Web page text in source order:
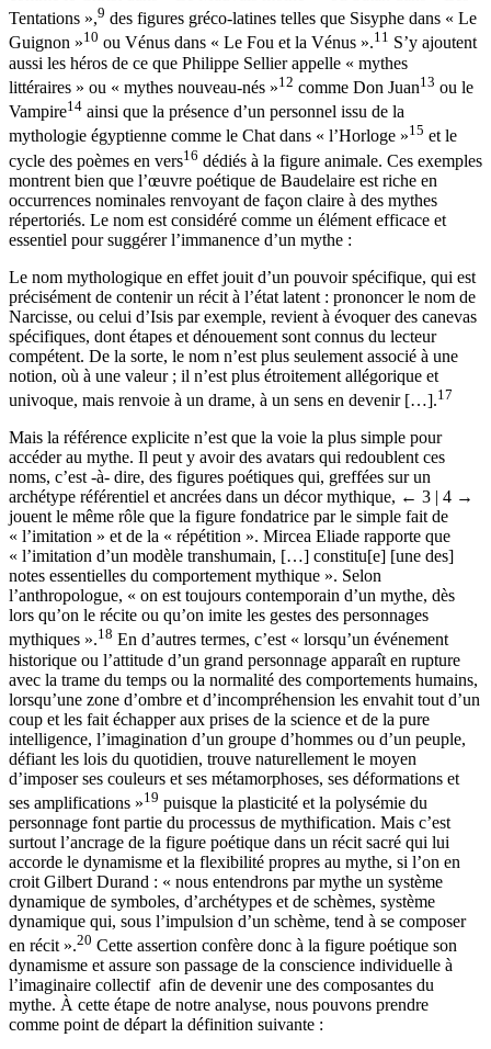
comme le Christ dans « Le Mauvais moine » ou Satan dans « Les
Tentations », des figures gréco-latines telles que Sisyphe dans « Le
Guignon »10ou Vénus dans « Le Fou et la Vénus ».11S’y ajoutent
aussi les héros de ce que Philippe Sellier appelle « mythes
littéraires » ou « mythes nouveau-nés »
comme Don Juan
Vampire
ainsi que la présence d’un personnel issu de la
mythologie égyptienne comme le Chat dans « l’Horloge »
et le
cycle des poèmes en vers16dédiés à la figure animale. Ces exemples
montrent bien que l’œuvre poétique de Baudelaire est riche en
occurrences nominales renvoyant de façon claire à des mythes
répertoriés. Le nom est considéré comme un élément efficace et
Le nom mythologique en effet jouit d’un pouvoir spécifique, qui est
précisément de contenir un récit à l’état latent : prononcer le nom de
Narcisse, ou celui d’Isis par exemple, revient à évoquer des canevas
spécifiques, dont étapes et dénouement sont connus du lecteur
compétent. De la sorte, le nom n’est plus seulement associé à une
notion, où à une valeur ; il n’est plus étroitement allégorique et
Mais la référence explicite n’est que la voie la plus simple pour
accéder au mythe. Il peut y avoir des avatars qui redoublent ces
noms, c’est -à- dire, des figures poétiques qui, greffées sur un
archétype référentiel et ancrées dans un décor mythique,← 3 | 4 →
jouent le même rôle que la figure fondatrice par le simple fait de
« l’imitation » et de la « répétition ». Mircea Eliade rapporte que
« l’imitation d’un modèle transhumain, […] constitu[e] [une des]
notes essentielles du comportement mythique ». Selon
l’anthropologue, « on est toujours contemporain d’un mythe, dès
lors qu’on le récite ou qu’on imite les gestes des personnages
mythiques ». 18En d’autres termes, c’est « lorsqu’un événement
historique ou l’attitude d’un grand personnage apparaît en rupture
avec la trame du temps ou la normalité des comportements humains,
lorsqu’une zone d’ombre et d’incompréhension les envahit tout d’un
coup et les fait échapper aux prises de la science et de la pure
intelligence, l’imagination d’un groupe d’hommes ou d’un peuple,
défiant les lois du quotidien, trouve naturellement le moyen
d’imposer ses couleurs et ses métamorphoses, ses déformations et
ses amplifications »19puisque la plasticité et la polysémie du
personnage font partie du processus de mythification. Mais c’est
surtout l’ancrage de la figure poétique dans un récit sacré qui lui
accorde le dynamisme et la flexibilité propres au mythe, si l’on en
croit Gilbert Durand : « nous entendrons par mythe un système
dynamique de symboles, d’archétypes et de schèmes, système
dynamique qui, sous l’impulsion d’un schème, tend à se composer
en récit ».20 Cette assertion confère donc à la figure poétique son
dynamisme et assure son passage de la conscience individuelle à
l’imaginaire collectif afin de devenir une des composantes du
mythe. À cette étape de notre analyse, nous pouvons prendre